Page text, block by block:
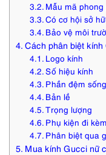
Mẫu mã
Có cơ hội sở
Bảo vệ môi
Cách phân biệt
Logo kính
Số hiệu kính
Phần đệm
Bản lề
Trọng lượng
Phụ kiện đi kèm
Phân biệt qua
Mua kính Gucci nữ